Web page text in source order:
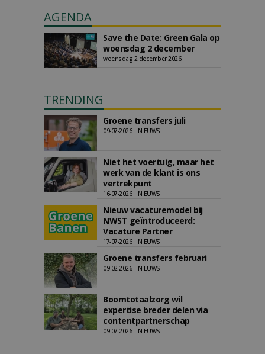
AGENDA
Save the Date: Green Gala op
woensdag 2 december
woensdag 2 december 2026
TRENDING
Groene transfers juli
09-07-2026 | NIEUWS
Niet het voertuig, maar het
werk van de klant is ons
vertrekpunt
16-07-2026 | NIEUWS
Nieuw vacaturemodel bij
NWST geïntroduceerd:
Vacature Partner
17-07-2026 | NIEUWS
Groene transfers februari
09-02-2026 | NIEUWS
Boomtotaalzorg wil
expertise breder delen via
contentpartnerschap
09-07-2026 | NIEUWS